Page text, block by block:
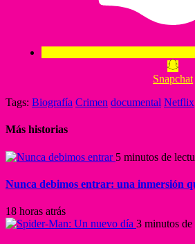
Snapchat
Tags: Biografía Crimen documental Netflix
Más historias
5 minutos de
Nunca debimos entrar: una inmersión
18 horas atrás
3 minutos de